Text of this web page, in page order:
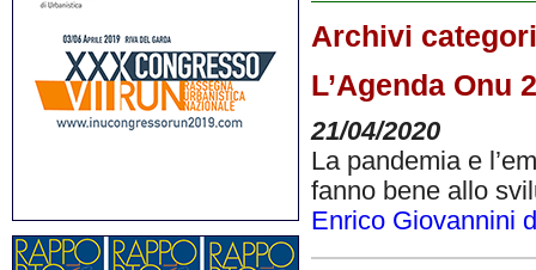
Archivi
L’Agenda Onu
21/04/2020
La pandemia e
fanno bene allo
Enrico Giovannini